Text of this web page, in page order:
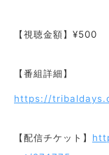
【視聴金額】¥500
【番組詳細】
https://
【配信チケット】